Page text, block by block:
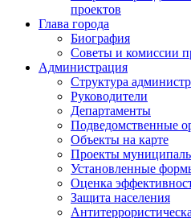
проектов
Глава города
Биография
Советы и комиссии
Администрация
Структура
Руководители
Департаменты
Подведомственные
Объекты на карте
Проекты
Установленные
Оценка
Защита населения